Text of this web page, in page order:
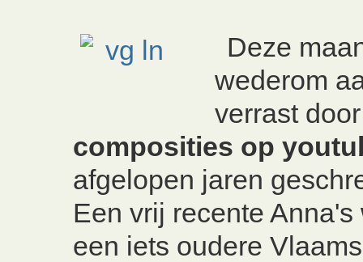
Deze
wederom
verrast
composities op
afgelopen jaren
Een vrij recente
een iets oudere